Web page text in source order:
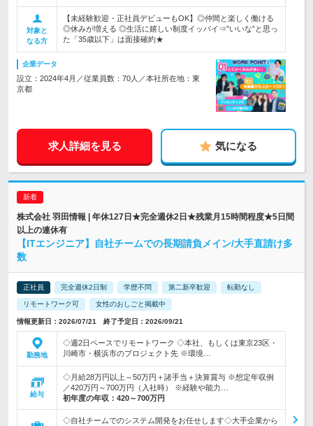
対象と
なる方
【未経験歓迎・正社員デビューもOK】◎仲間と楽しく働ける
◎休みが増える ◎生活に嬉しい制度イッパイ⇒”いいな”と思っ
た「35歳以下」は面接確約★
企業データ
設立：2024年4月／従業員数：70人／本社所在地：東
京都
求人詳細を見る 気になる
株式会社 羽田情報 | 年休127日★完全週休2日★残業月15時間程度★5日間
以上の連休有
【ITエンジニア】自社チームでの長期請負メイン/大手直請け多
数
正社員 完全週休2日制 学歴不問 第二新卒歓迎 転勤なし
リモートワーク可 女性のおしごと掲載中
情報更新日：2026/07/21 終了予定日：2026/09/21
勤務地
◇週2日ペースでリモートワーク ◇本社、もしくは東京23区・
川崎市・横浜市のプロジェクト先 ※環境…
給与
◇月給28万円以上～50万円＋諸手当＋決算賞与 ※想定年収例
／420万円～700万円（入社時） ※経験や能力…
初年度の年収： 420～700万円
◇自社チームでのシステム開発をお任せします◇大手企業から